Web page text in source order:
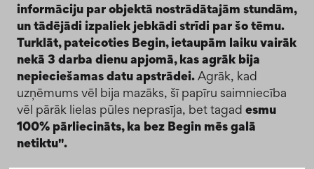
informāciju par objektā nostrādātajām stundām,
un tādējādi izpaliek jebkādi strīdi par šo tēmu.
Turklāt, pateicoties Begin, ietaupām laiku vairāk
nekā 3 darba dienu apjomā, kas agrāk bija
nepieciešamas datu apstrādei.Agrāk, kad
uzņēmums vēl bija mazāks, šī papīru saimniecība
vēl pārāk lielas pūles neprasīja, bet tagad esmu
100% pārliecināts, ka bez Begin mēs galā
netiktu".